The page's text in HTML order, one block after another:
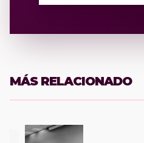
MÁS RELACIONADO